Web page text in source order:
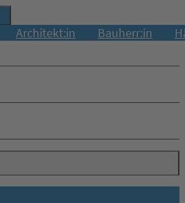
Architekt:in Bauherr:in